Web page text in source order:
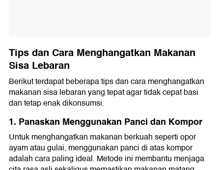
Tips dan Cara Menghangatkan Makanan
Sisa Lebaran
Berikut terdapat beberapa tips dan cara menghangatkan
makanan sisa lebaran yang tepat agar tidak cepat basi
dan tetap enak dikonsumsi.
1. Panaskan Menggunakan Panci dan Kompor
Untuk menghangatkan makanan berkuah seperti opor
ayam atau gulai, menggunakan panci di atas kompor
adalah cara paling ideal. Metode ini membantu menjaga